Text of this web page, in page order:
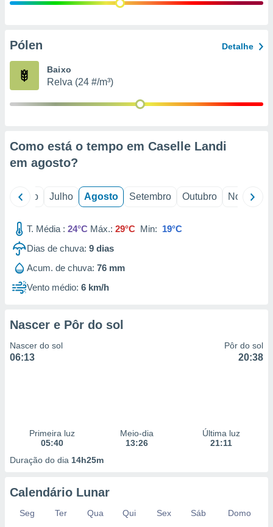
e
de
Pólen Detalhe
Baixo
Relva (24 #/m³)
Como está o tempo em Caselle Landi
em agosto?
Junho Julho Agosto Setembro Outubro Novembro
T. Média : 24°C Máx.: 29°C Min: 19°C
Dias de chuva: 9 dias
Acum. de chuva: 76 mm
Vento médio: 6 km/h
Nascer e Pôr do sol
Nascer do sol
06:13
Pôr do sol
20:38
Primeira luz
05:40
Meio-dia
13:26
Última luz
21:11
Duração do dia 14h25m
Calendário Lunar
Seg Ter Qua Qui Sex Sáb
Domo